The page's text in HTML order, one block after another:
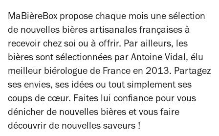
MaBièreBox propose chaque mois une sélection
de nouvelles bières artisanales françaises à
recevoir chez soi ou à offrir. Par ailleurs, les
bières sont sélectionnées par Antoine Vidal, élu
meilleur biérologue de France en 2013. Partagez
ses envies, ses idées ou tout simplement ses
coups de cœur. Faites lui confiance pour vous
dénicher de nouvelles bières et vous faire
découvrir de nouvelles saveurs !